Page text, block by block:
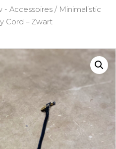
- Accessoires / Minimalistic
Cord – Zwart